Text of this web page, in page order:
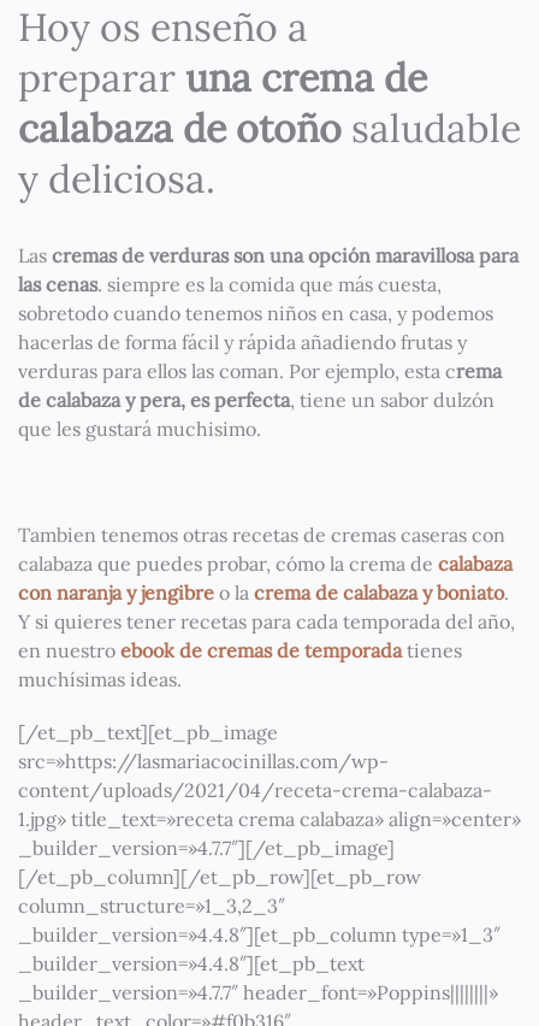
Hoy os enseño a
preparar una crema de
calabaza de otoño saludable
y deliciosa.
Las cremas de verduras son una opción maravillosa para
las cenas. siempre es la comida que más cuesta,
sobretodo cuando tenemos niños en casa, y podemos
hacerlas de forma fácil y rápida añadiendo frutas y
verduras para ellos las coman. Por ejemplo, esta crema
de calabaza y pera, es perfecta, tiene un sabor dulzón
que les gustará muchisimo.
Tambien tenemos otras recetas de cremas caseras con
calabaza que puedes probar, cómo la crema de calabaza
con naranja y jengibre o la crema de calabaza y boniato.
Y si quieres tener recetas para cada temporada del año,
en nuestro ebook de cremas de temporadatienes
muchísimas ideas.
[/et_pb_text][et_pb_image
src=»https://lasmariacocinillas.com/wp-
content/uploads/2021/04/receta-crema-calabaza-
1.jpg» title_text=»receta crema calabaza» align=»center»
_builder_version=»4.7.7″][/et_pb_image]
[/et_pb_column][/et_pb_row][et_pb_row
column_structure=»1_3,2_3″
_builder_version=»4.4.8″][et_pb_column type=»1_3″
_builder_version=»4.4.8″][et_pb_text
_builder_version=»4.7.7″ header_font=»Poppins||||||||»
header_text_color=»#f0b316″